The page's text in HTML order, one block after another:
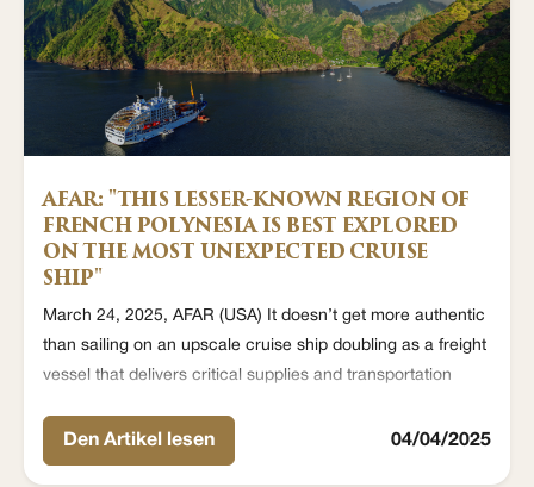
AFAR: "THIS LESSER-KNOWN REGION OF
FRENCH POLYNESIA IS BEST EXPLORED
ON THE MOST UNEXPECTED CRUISE
SHIP"
March 24, 2025, AFAR (USA) It doesn’t get more authentic
than sailing on an upscale cruise ship doubling as a freight
vessel that delivers critical supplies and transportation
Polynesian archipelago.
Den Artikel lesen 04/04/2025